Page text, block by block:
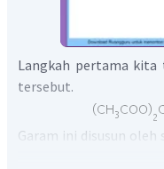
Langkah pertama kita
tersebut.
Garam ini disusun oleh